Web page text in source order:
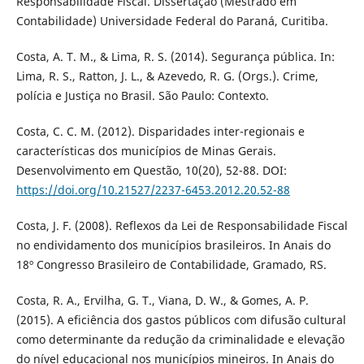
Contabilidade) Universidade Federal do Paraná, Curitiba.
Costa, A. T. M., & Lima, R. S. (2014). Segurança pública. In:
Lima, R. S., Ratton, J. L., & Azevedo, R. G. (Orgs.). Crime,
polícia e Justiça no Brasil. São Paulo: Contexto.
Costa, C. C. M. (2012). Disparidades inter-regionais e
características dos municípios de Minas Gerais.
Desenvolvimento em Questão, 10(20), 52-88. DOI:
https://doi.org/10.21527/2237-6453.2012.20.52-88
Costa, J. F. (2008). Reflexos da Lei de Responsabilidade Fiscal
no endividamento dos municípios brasileiros. In Anais do
18º Congresso Brasileiro de Contabilidade, Gramado, RS.
Costa, R. A., Ervilha, G. T., Viana, D. W., & Gomes, A. P.
(2015). A eficiência dos gastos públicos com difusão cultural
como determinante da redução da criminalidade e elevação
do nível educacional nos municípios mineiros. In Anais do